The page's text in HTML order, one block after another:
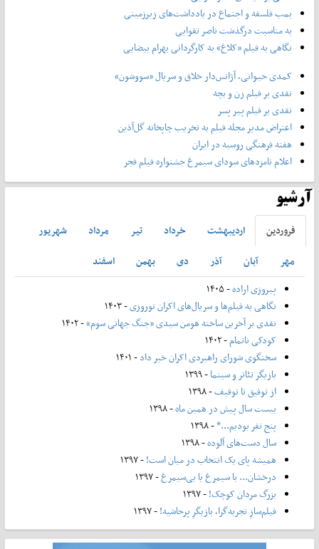
بمب فلسفه و اجتماع در یادداشت‌های زیرزمینی
به مناسبت درگذشت ناصر تقوایی
نگاهی به فیلم «کلاغ» به کارگردانی بهرام بیضایی
کمدی حیوانی، آژانس‌دار خلاق و سریال «سووشون»
نقدی بر فیلم زن و بچه
نقدی بر فیلم پیر پسر
اعتراض مدیر مجله فیلم به تخریب چاپخانه گل‌آذین
هفته فرهنگی روسیه در ایران
اعلام نامزدهای سودای سیمرغ جشنواره فیلم فجر
آرشیو
فروردين ارديبهشت خرداد تير مرداد
شهريور
مهر
آبان آذر دی بهمن
اسفند
پیروزی اراده- ۱۴۰۵
نگاهی به فیلم‌ها و سریال‌های اکران نوروزی- ۱۴۰۳
نقدی بر آخرین ساخته هومن سیدی «جنگ جهانی سوم»- ۱۴۰۲
کودکی ناتمام- ۱۴۰۲
سخنگوی شورای راهبردی اکران خبر داد- ۱۴۰۱
بازیگر تئاتر و سینما- ۱۳۹۹
از توفیق تا توقیف- ۱۳۹۸
بیست سال پیش در همین ماه- ۱۳۹۸
پنج نفر بودیم...*- ۱۳۹۸
سال دست‌های آلوده- ۱۳۹۸
همیشه پای یک انتخاب در میان است!- ۱۳۹۷
درخشان... با سیمرغ یا بی‌سیمرغ- ۱۳۹۷
بزرگ مردان کوچک!- ۱۳۹۷
فیلم‌سازِ تجربه‌گرا، بازیگرِ پرحاشیه!- ۱۳۹۷